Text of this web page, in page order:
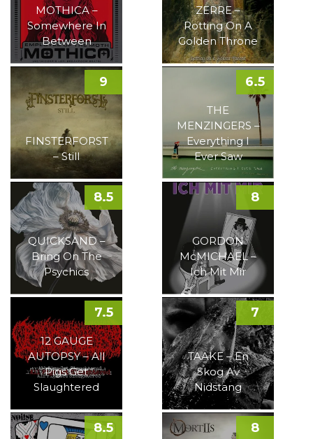
MOTHICA –
Somewhere In
Between
ZERRE –
Rotting On A
Golden Throne
FINSTERFORST
– Still
9
THE
MENZINGERS –
Everything I
Ever Saw
6.5
QUICKSAND –
Bring On The
Psychics
8.5
GORDON
McMICHAEL –
Ich Mit Mir
8
12 GAUGE
AUTOPSY – All
Pigs Get
Slaughtered
7.5
TAAKE – En
Skog Av
Nidstang
7
8.5 8